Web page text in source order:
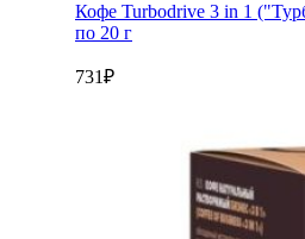
Кофе Turbodrive 3 in 1
по 20 г
731₽